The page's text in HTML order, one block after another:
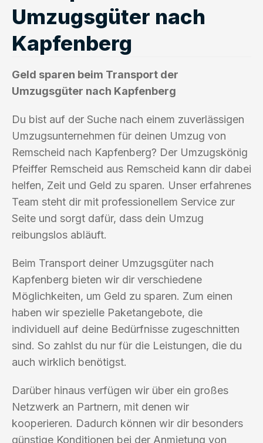
Umzugsgüter nach
Kapfenberg
Geld sparen beim Transport der
Umzugsgüter nach Kapfenberg
Du bist auf der Suche nach einem zuverlässigen
Umzugsunternehmen für deinen Umzug von
Remscheid nach Kapfenberg? Der Umzugskönig
Pfeiffer Remscheid aus Remscheid kann dir dabei
helfen, Zeit und Geld zu sparen. Unser erfahrenes
Team steht dir mit professionellem Service zur
Seite und sorgt dafür, dass dein Umzug
reibungslos abläuft.
Beim Transport deiner Umzugsgüter nach
Kapfenberg bieten wir dir verschiedene
Möglichkeiten, um Geld zu sparen. Zum einen
haben wir spezielle Paketangebote, die
individuell auf deine Bedürfnisse zugeschnitten
sind. So zahlst du nur für die Leistungen, die du
auch wirklich benötigst.
Darüber hinaus verfügen wir über ein großes
Netzwerk an Partnern, mit denen wir
kooperieren. Dadurch können wir dir besonders
günstige Konditionen bei der Anmietung von